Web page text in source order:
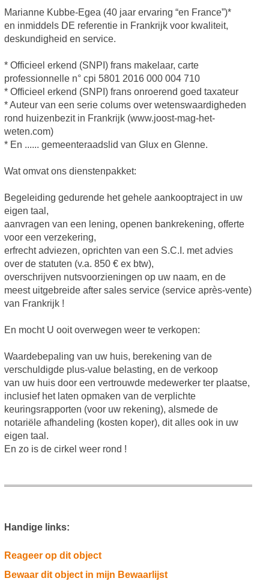
Marianne Kubbe-Egea (40 jaar ervaring “en France”)*
en inmiddels DE referentie in Frankrijk voor kwaliteit,
deskundigheid en service.
* Officieel erkend (SNPI) frans makelaar, carte
professionnelle n° cpi 5801 2016 000 004 710
* Officieel erkend (SNPI) frans onroerend goed taxateur
* Auteur van een serie colums over wetenswaardigheden
rond huizenbezit in Frankrijk (www.joost-mag-het-
weten.com)
* En ...... gemeenteraadslid van Glux en Glenne.
Wat omvat ons dienstenpakket:
Begeleiding gedurende het gehele aankooptraject in uw
eigen taal,
aanvragen van een lening, openen bankrekening, offerte
voor een verzekering,
erfrecht adviezen, oprichten van een S.C.I. met advies
over de statuten (v.a. 850 € ex btw),
overschrijven nutsvoorzieningen op uw naam, en de
meest uitgebreide after sales service (service après-vente)
van Frankrijk !
En mocht U ooit overwegen weer te verkopen:
Waardebepaling van uw huis, berekening van de
verschuldigde plus-value belasting, en de verkoop
van uw huis door een vertrouwde medewerker ter plaatse,
inclusief het laten opmaken van de verplichte
keuringsrapporten (voor uw rekening), alsmede de
notariële afhandeling (kosten koper), dit alles ook in uw
eigen taal.
En zo is de cirkel weer rond !
Handige links:
Reageer op dit object
Bewaar dit object in mijn Bewaarlijst